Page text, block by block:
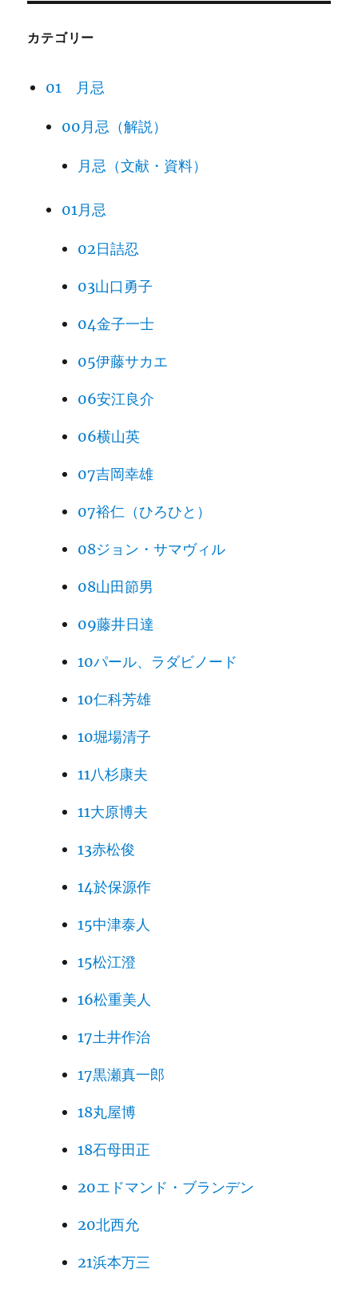
カテゴリー
01 月忌
00月忌（解説）
月忌（文献・資料）
01月忌
02日詰忍
03山口勇子
04金子一士
05伊藤サカエ
06安江良介
06横山英
07吉岡幸雄
07裕仁（ひろひと）
08ジョン・サマヴィル
08山田節男
09藤井日達
10パール、ラダビノード
10仁科芳雄
10堀場清子
11八杉康夫
11大原博夫
13赤松俊
14於保源作
15中津泰人
15松江澄
16松重美人
17土井作治
17黒瀬真一郎
18丸屋博
18石母田正
20エドマンド・ブランデン
20北西允
21浜本万三